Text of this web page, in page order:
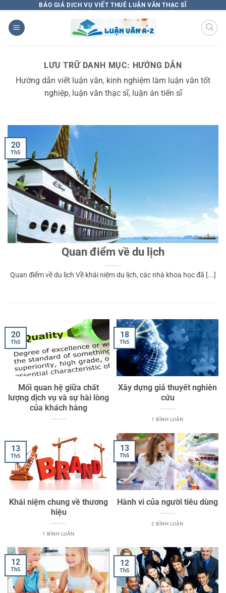
qua
nội
BÁO GIÁ DỊCH VỤ VIẾT THUÊ LUẬN VĂN THẠC SĨ
LƯU TRỮ DANH MỤC: HƯỚNG DẪN
Hướng dẫn viết luận văn, kinh nghiệm làm luận văn tốt
nghiệp, luận văn thạc sĩ, luận án tiến sĩ
Quan điểm về du lịch
Quan điểm về du lịch Về khái niệm du lịch, các nhà khoa học đã [...]
20
Th5
Mối quan hệ giữa chất
lượng dịch vụ và sự hài lòng
của khách hàng
20
Th5
Xây dựng giả thuyết nghiên
cứu
1 BÌNH LUẬN
18
Th5
Khái niệm chung về thương
hiệu
1 BÌNH LUẬN
13
Th5
Hành vi của người tiêu dùng
2 BÌNH LUẬN
13
Th5
12
Th5
12
Th5